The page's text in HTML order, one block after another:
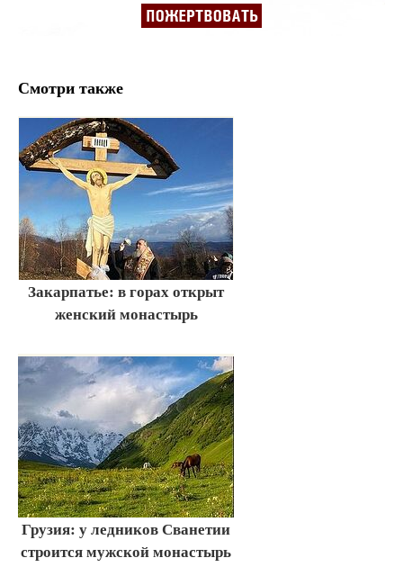
Смотри также
Закарпатье: в горах открыт
женский монастырь
Грузия: у ледников Сванетии
строится мужской монастырь